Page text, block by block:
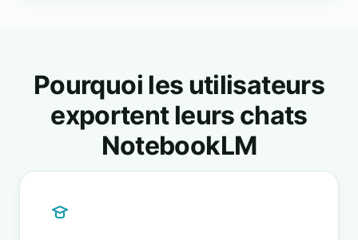
Pourquoi les utilisateurs
exportent leurs chats
NotebookLM